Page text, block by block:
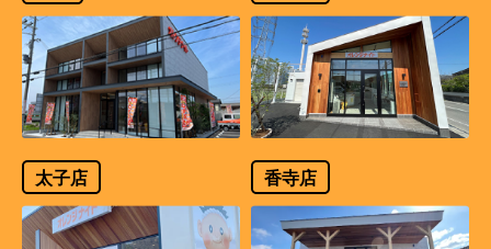
太子店 香寺店